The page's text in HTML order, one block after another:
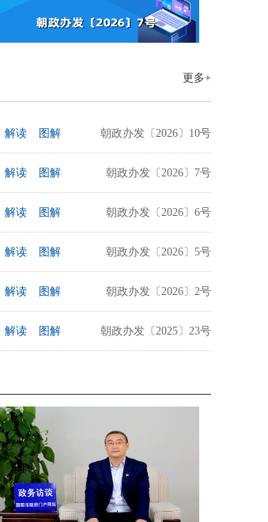
更多+
解读 图解 朝政办发〔2026〕10号
解读 图解 朝政办发〔2026〕7号
解读 图解 朝政办发〔2026〕6号
解读 图解 朝政办发〔2026〕5号
解读 图解 朝政办发〔2026〕2号
解读 图解 朝政办发〔2025〕23号
解读 图解 朝政办发〔2025〕17号
解读 图解 朝政办发〔2025〕16号
解读 图解 朝政办发〔2025〕15号